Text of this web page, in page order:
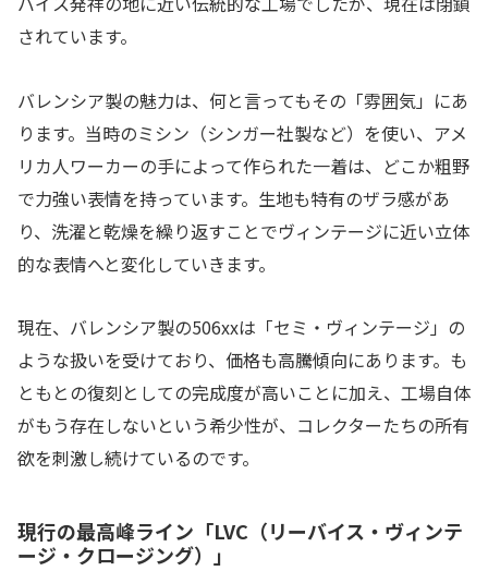
されています。
バレンシア製の魅力は、何と言ってもその「雰囲気」にあ
ります。当時のミシン（シンガー社製など）を使い、アメ
リカ人ワーカーの手によって作られた一着は、どこか粗野
で力強い表情を持っています。生地も特有のザラ感があ
り、洗濯と乾燥を繰り返すことでヴィンテージに近い立体
的な表情へと変化していきます。
現在、バレンシア製の506xxは「セミ・ヴィンテージ」の
ような扱いを受けており、価格も高騰傾向にあります。も
ともとの復刻としての完成度が高いことに加え、工場自体
がもう存在しないという希少性が、コレクターたちの所有
欲を刺激し続けているのです。
現行の最高峰ライン「LVC（リーバイス・ヴィンテ
ージ・クロージング）」